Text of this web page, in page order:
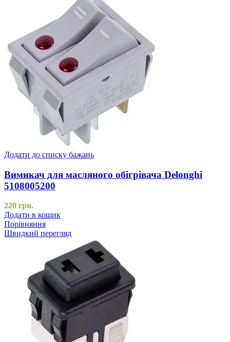
Додати до списку бажань
Вимикач для масляного обігрівача Delonghi
5108005200
220 грн.
Додати в кошик
Порівняння
Швидкий перегляд